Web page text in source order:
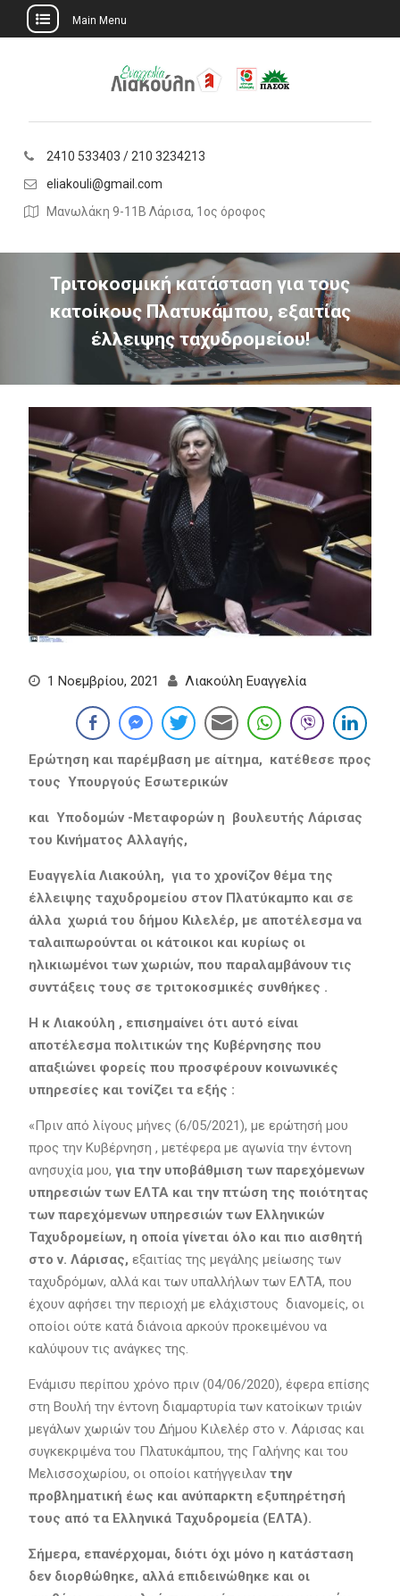
Main Menu
2410 533403 / 210 3234213
eliakouli@gmail.com
Μανωλάκη 9-11Β Λάρισα, 1ος όροφος
Τριτοκοσμική κατάσταση για τους
κατοίκους Πλατυκάμπου, εξαιτίας
έλλειψης ταχυδρομείου!
1 Νοεμβρίου, 2021 Λιακούλη Ευαγγελία
Ερώτηση και παρέμβαση με αίτημα, κατέθεσε προς
τους Υπουργούς Εσωτερικών
και Υποδομών -Μεταφορών η βουλευτής Λάρισας
του Κινήματος Αλλαγής,
Ευαγγελία Λιακούλη, για το χρονίζον θέμα της
έλλειψης ταχυδρομείου στον Πλατύκαμπο και σε
άλλα χωριά του δήμου Κιλελέρ, με αποτέλεσμα να
ταλαιπωρούνται οι κάτοικοι και κυρίως οι
ηλικιωμένοι των χωριών, που παραλαμβάνουν τις
συντάξεις τους σε τριτοκοσμικές συνθήκες .
Η κ Λιακούλη , επισημαίνει ότι αυτό είναι
αποτέλεσμα πολιτικών της Κυβέρνησης που
απαξιώνει φορείς που προσφέρουν κοινωνικές
υπηρεσίες και τονίζει τα εξής :
«Πριν από λίγους μήνες (6/05/2021), με ερώτησή μου
προς την Κυβέρνηση , μετέφερα με αγωνία την έντονη
ανησυχία μου, για την υποβάθμιση των παρεχόμενων
υπηρεσιών των ΕΛΤΑ και την πτώση της ποιότητας
των παρεχόμενων υπηρεσιών των Ελληνικών
Ταχυδρομείων, η οποία γίνεται όλο και πιο αισθητή
στο ν. Λάρισας, εξαιτίας της μεγάλης μείωσης των
ταχυδρόμων, αλλά και των υπαλλήλων των ΕΛΤΑ, που
έχουν αφήσει την περιοχή με ελάχιστους διανομείς, οι
οποίοι ούτε κατά διάνοια αρκούν προκειμένου να
καλύψουν τις ανάγκες της.
Ενάμισυ περίπου χρόνο πριν (04/06/2020), έφερα επίσης
στη Βουλή την έντονη διαμαρτυρία των κατοίκων τριών
μεγάλων χωριών του Δήμου Κιλελέρ στο ν. Λάρισας και
συγκεκριμένα του Πλατυκάμπου, της Γαλήνης και του
Μελισσοχωρίου, οι οποίοι κατήγγειλαν την
προβληματική έως και ανύπαρκτη εξυπηρέτησή
τους από τα Ελληνικά Ταχυδρομεία (ΕΛΤΑ).
Σήμερα, επανέρχομαι, διότι όχι μόνο η κατάσταση
δεν διορθώθηκε, αλλά επιδεινώθηκε και οι